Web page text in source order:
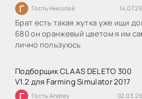
Г Гость Николай 14.07.26
Брат есть такая жутка уже ищи
680 он оранжевый цветом я им
лично пользуюсь
Подборщик CLAAS DELETO 300
V1.2 для Farming Simulator 2017
Г Гость Andrey 02.03.26